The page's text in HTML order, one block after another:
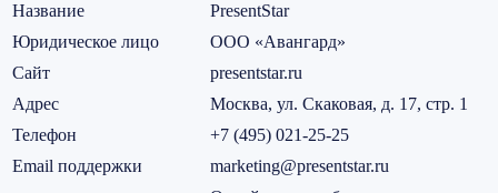
Название
PresentStar
Юридическое лицо
ООО «Авангард»
Сайт
presentstar.ru
Адрес
Москва, ул. Скаковая, д. 17, стр. 1
Телефон
+7 (495) 021-25-25
Email поддержки
marketing@presentstar.ru